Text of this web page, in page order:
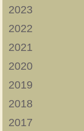
2023
2022
2021
2020
2019
2018
2017